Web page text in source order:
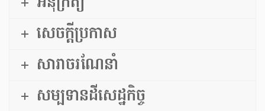
សេចក្ដីប្រកាស
សារាចរណែនាំ
សម្បទានដីសេដ្ឋកិច្ច